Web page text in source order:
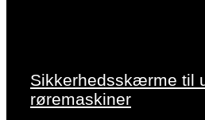
Sikkerhedsskærme til
røremaskiner